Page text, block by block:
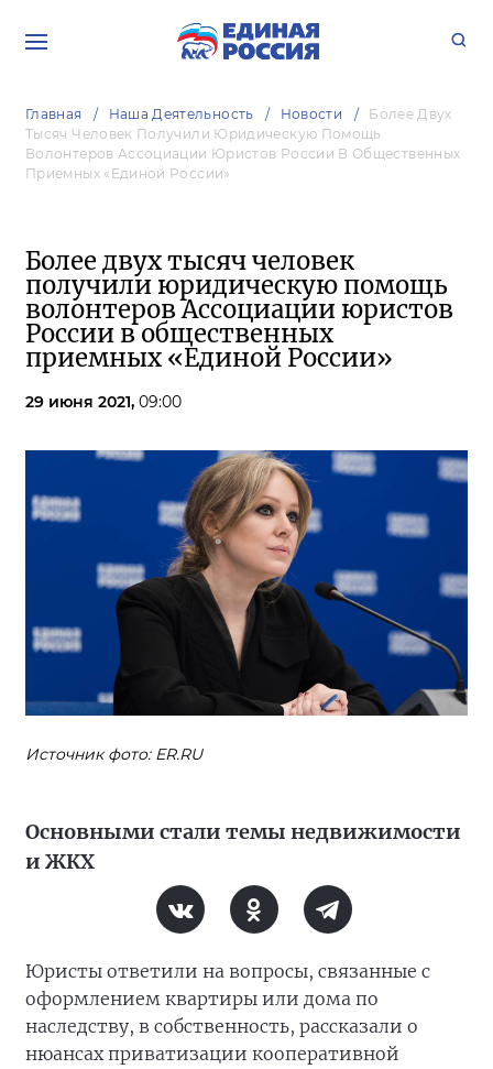
Главная Наша Деятельность Новости
Более Двух
Тысяч Человек Получили Юридическую Помощь
Волонтеров Ассоциации Юристов России В Общественных
Приемных «Единой России»
Более двух тысяч человек
получили юридическую помощь
волонтеров Ассоциации юристов
России в общественных
приемных «Единой России»
29 июня 2021, 09:00
Источник фото: ER.RU
Основными стали темы недвижимости
и ЖКХ
Юристы ответили на вопросы, связанные с
оформлением квартиры или дома по
наследству, в собственность, рассказали о
нюансах приватизации кооперативной